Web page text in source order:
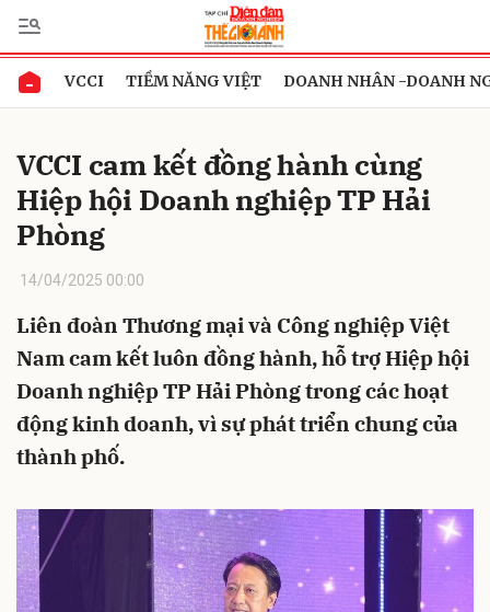
VCCI TIỀM NĂNG VIỆT DOANH NHÂN -DOANH
VCCI cam kết đồng hành cùng
Hiệp hội Doanh nghiệp TP Hải
Phòng
14/04/2025 00:00
Liên đoàn Thương mại và Công nghiệp Việt
Nam cam kết luôn đồng hành, hỗ trợ Hiệp hội
Doanh nghiệp TP Hải Phòng trong các hoạt
động kinh doanh, vì sự phát triển chung của
thành phố.
Gửi bình luận
Hủy Gửi